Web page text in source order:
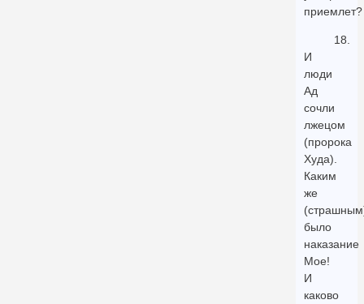
приемлет?
18.
И
люди
Ад
сочли
лжецом
(пророка
Худа).
Каким
же
было
наказание
Мое!
И
каково